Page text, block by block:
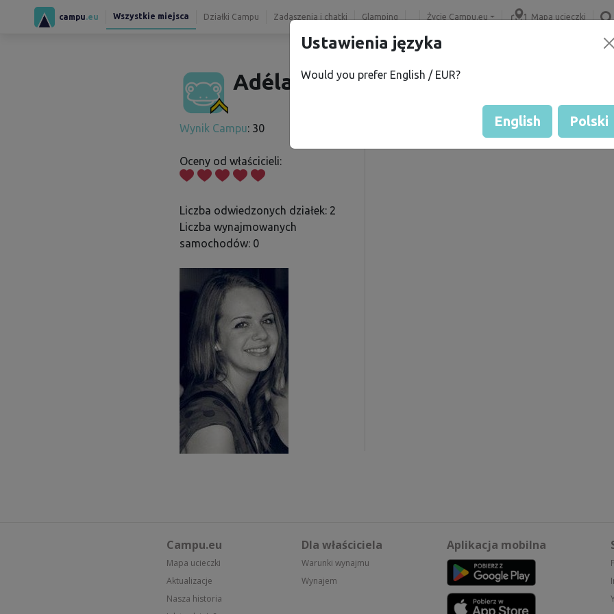
campu .eu Wszystkie miejsca Działki Campu Zadaszenia i chatki Glamping Życie Campu.eu Mapa ucieczki
Adéla Č.
Wynik Campu: 30
Oceny od właścicieli:
Liczba odwiedzonych działek: 2
Liczba wynajmowanych
samochodów: 0
Campu.eu
Mapa ucieczki
Aktualizacje
Nasza historia
Dla właściciela
Warunki wynajmu
Wynajem
Aplikacja mobilna
Ustawienia języka
Would you prefer English / EUR?
English Polski